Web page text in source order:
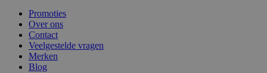
Promoties
Over ons
Contact
Veelgestelde vragen
Merken
Blog